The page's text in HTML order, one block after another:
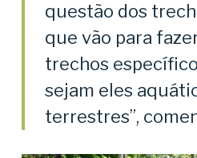
questão dos
que vão para
trechos
sejam eles
terrestres”,